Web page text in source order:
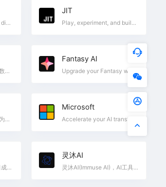
A platform to share and discover amazing AI prompts and resources.
JIT
Play, experiment, and build with AI
NuwaAI数字人是个性化数字IP创作平台，快速复刻用户声音与思维，助力内容创作与获客。
Fantasy AI
LinkFox是领克狐科技专为跨境电商提供的AI工具，为跨境卖家提供AI模特/商品图模特/AI穿衣/换脸以及各种做图/场景图/商品视频等AI工具服务，为中国百万跨境卖家降本增效。
Microsoft
合肥酷芯微电子有限公司成立于2011年7月，致力于成为全球智能芯片领导者。公司依托智能感知、智能计算、智能传输三大核心技术，通过自主研发芯片核心架构、核心IP，提供专用于人工智能的高性能低功耗芯片及相关工具链解决方案。产品主要应用于融合成像、智能机器人、无线通信、AR/VR等多个领域。；
灵沐AI
灵沐AI(Immuse AI)，AI工具官方原版，支持基于4.0GPT的AI聊天。您身边最可靠的AI工具聚合平台。